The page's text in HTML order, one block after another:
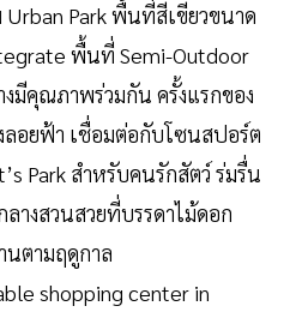
Park พื้นที่สีเขียวขนาด
พื้นที่ Semi-Outdoor
มีคุณภาพร่วมกัน ครั้งแรกของ
ลอยฟ้า เชื่อมต่อกับโซนสปอร์ต
Park สำหรับคนรักสัตว์ ร่มรื่น
างสวนสวยที่บรรดาไม้ดอก
ตามฤดูกาล
shopping center in